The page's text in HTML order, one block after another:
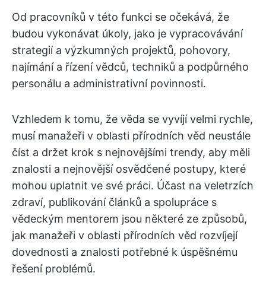
Od pracovníků v této funkci se očekává, že
budou vykonávat úkoly, jako je vypracovávání
strategií a výzkumných projektů, pohovory,
najímání a řízení vědců, techniků a podpůrného
personálu a administrativní povinnosti.
Vzhledem k tomu, že věda se vyvíjí velmi rychle,
musí manažeři v oblasti přírodních věd neustále
číst a držet krok s nejnovějšími trendy, aby měli
znalosti a nejnovější osvědčené postupy, které
mohou uplatnit ve své práci. Účast na veletrzích
zdraví, publikování článků a spolupráce s
vědeckým mentorem jsou některé ze způsobů,
jak manažeři v oblasti přírodních věd rozvíjejí
dovednosti a znalosti potřebné k úspěšnému
řešení problémů.